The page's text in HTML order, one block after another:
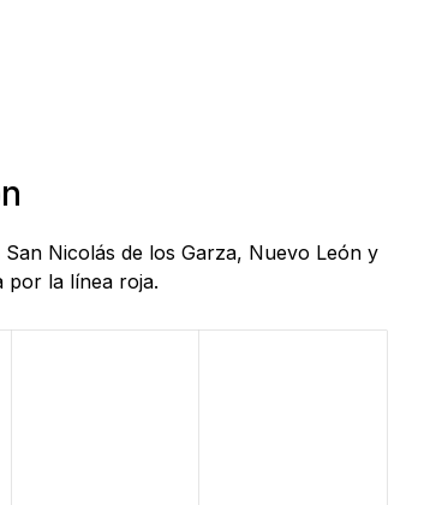
Nicolás de los Garza, Nuevo León y
por la línea roja.